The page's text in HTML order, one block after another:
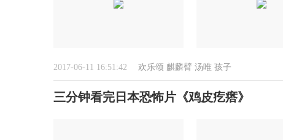
2017-06-11 16:51:42 欢乐颂 麒麟臂 汤唯 孩子
三分钟看完日本恐怖片《鸡皮疙瘩》